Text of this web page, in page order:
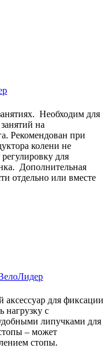
Необходим для
на
Рекомендован при
колени не
для
Дополнительная
отдельно или вместе
для фиксации
нагрузку с
липучками для
– может
стопы.